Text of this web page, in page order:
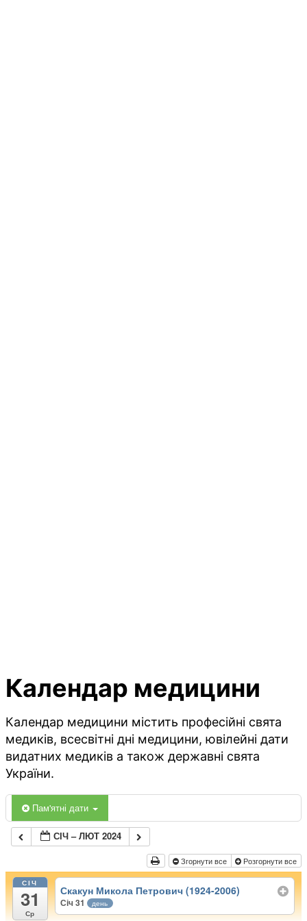
Календар медицини
Календар медицини містить професійні свята
медиків, всесвітні дні медицини, ювілейні дати
видатних медиків а також державні свята
України.
Пам'ятні дати
СІЧ – ЛЮТ 2024
Згорнути все Розгорнути все
СІЧ
31
Ср
Скакун Микола Петрович (1924-2006)
Січ 31 день